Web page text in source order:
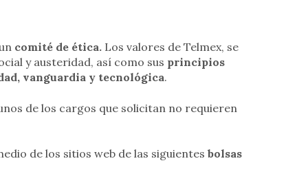
comité de ética.Los valores de Telmex, se
y austeridad, así como sus principios
vanguardia y tecnológica.
de los cargos que solicitan no requieren
de los sitios web de las siguientes bolsas